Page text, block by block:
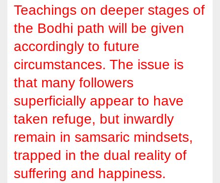
Teachings on deeper stages of
the Bodhi path will be given
accordingly to future
circumstances. The issue is
that many followers
superficially appear to have
taken refuge, but inwardly
remain in samsaric mindsets,
trapped in the dual reality of
suffering and happiness.